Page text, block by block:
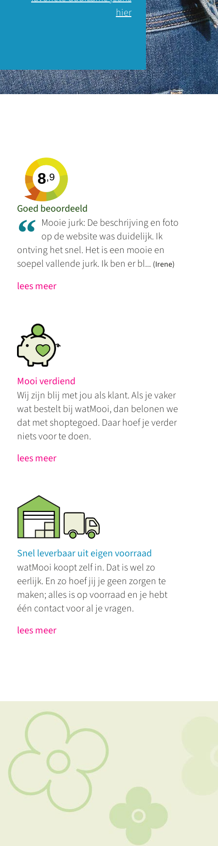
hier
8,9
Goed beoordeeld
“ Mooie jurk: De beschrijving en foto
op de website was duidelijk. Ik
ontving het snel. Het is een mooie en
soepel vallende jurk. Ik ben er bl... (Irene)
lees meer
Mooi verdiend
Wij zijn blij met jou als klant. Als je vaker
wat bestelt bij watMooi, dan belonen we
dat met shoptegoed. Daar hoef je verder
niets voor te doen.
lees meer
Snel leverbaar uit eigen voorraad
watMooi koopt zelf in. Dat is wel zo
eerlijk. En zo hoef jij je geen zorgen te
maken; alles is op voorraad en je hebt
één contact voor al je vragen.
lees meer